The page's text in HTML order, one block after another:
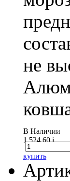
не
В Наличии
1 524.60i
купить